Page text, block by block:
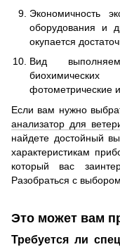
Экономичность
оборудования и
окупается
Вид
фотометрические
Если вам нужно
анализатор для
найдете достойный
характеристикам
который вас
Разобраться с
Это может вам
Требуется ли